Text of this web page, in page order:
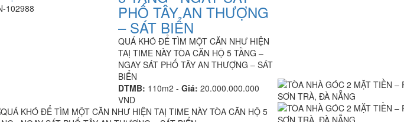
102988 PHỐ TÂY AN THƯỢNG
– SÁT BIỂN
QUÁ KHÓ ĐỂ TÌM MỘT CĂN NHƯ HIỆN
TAỊ TIME NÀY TÒA CĂN HỘ 5 TẦNG –
NGAY SÁT PHỐ TÂY AN THƯỢNG – SÁT
BIỂN
DTMB: 110m2 - Giá: 20.000.000.000
VND